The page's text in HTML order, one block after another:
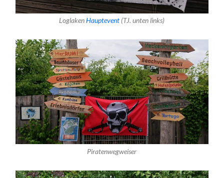
LoglakenHauptevent (TJ. unten links)
Piratenwegweiser